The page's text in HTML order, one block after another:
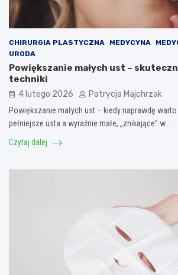
CHIRURGIA PLASTYCZNA MEDYCYNA
URODA
Powiększanie małych ust –
techniki
4 lutego 2026 Patrycja Majchrzak
Powiększanie małych ust – kiedy naprawdę warto
pełniejsze usta a wyraźnie małe, „znikające” w…
Czytaj dalej